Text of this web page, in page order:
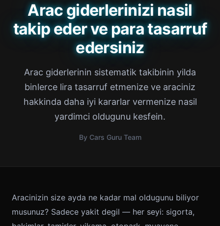
Arac giderlerinizi nasil
takip eder ve para tasarruf
edersiniz
Arac giderlerinin sistematik takibinin yilda
binlerce lira tasarruf etmenize ve araciniz
hakkinda daha iyi kararlar vermenize nasil
yardimci oldugunu kesfein.
By Cars Guru Team
Aracinizin size ayda ne kadar mal oldugunu biliyor
musunuz? Sadece yakit degil — her seyi: sigorta,